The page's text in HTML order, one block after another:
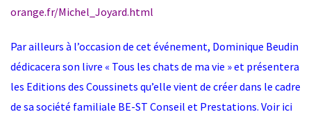
orange.fr/Michel_Joyard.html
Par ailleurs à l’occasion de cet événement, Dominique Beudin
dédicacera son livre « Tous les chats de ma vie » et présentera
les Editions des Coussinets qu’elle vient de créer dans le cadre
de sa société familiale BE-ST Conseil et Prestations. Voir ici